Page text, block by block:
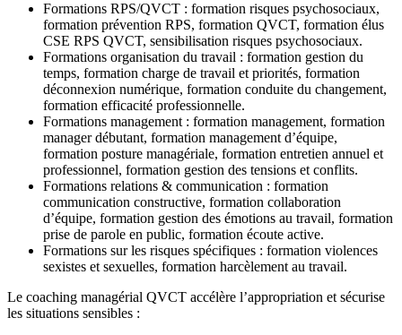
Formations RPS/QVCT : formation risques psychosociaux,
formation prévention RPS, formation QVCT, formation élus
CSE RPS QVCT, sensibilisation risques psychosociaux.
Formations organisation du travail : formation gestion du
temps, formation charge de travail et priorités, formation
déconnexion numérique, formation conduite du changement,
formation efficacité professionnelle.
Formations management : formation management, formation
manager débutant, formation management d’équipe,
formation posture managériale, formation entretien annuel et
professionnel, formation gestion des tensions et conflits.
Formations relations & communication : formation
communication constructive, formation collaboration
d’équipe, formation gestion des émotions au travail, formation
prise de parole en public, formation écoute active.
Formations sur les risques spécifiques : formation violences
sexistes et sexuelles, formation harcèlement au travail.
Le coaching managérial QVCT accélère l’appropriation et sécurise
les situations sensibles :